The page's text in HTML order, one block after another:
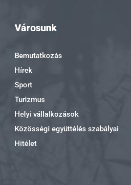
Városunk
Bemutatkozás
Hírek
Sport
Turizmus
Helyi vállalkozások
Közösségi együttélés szabályai
Hitélet